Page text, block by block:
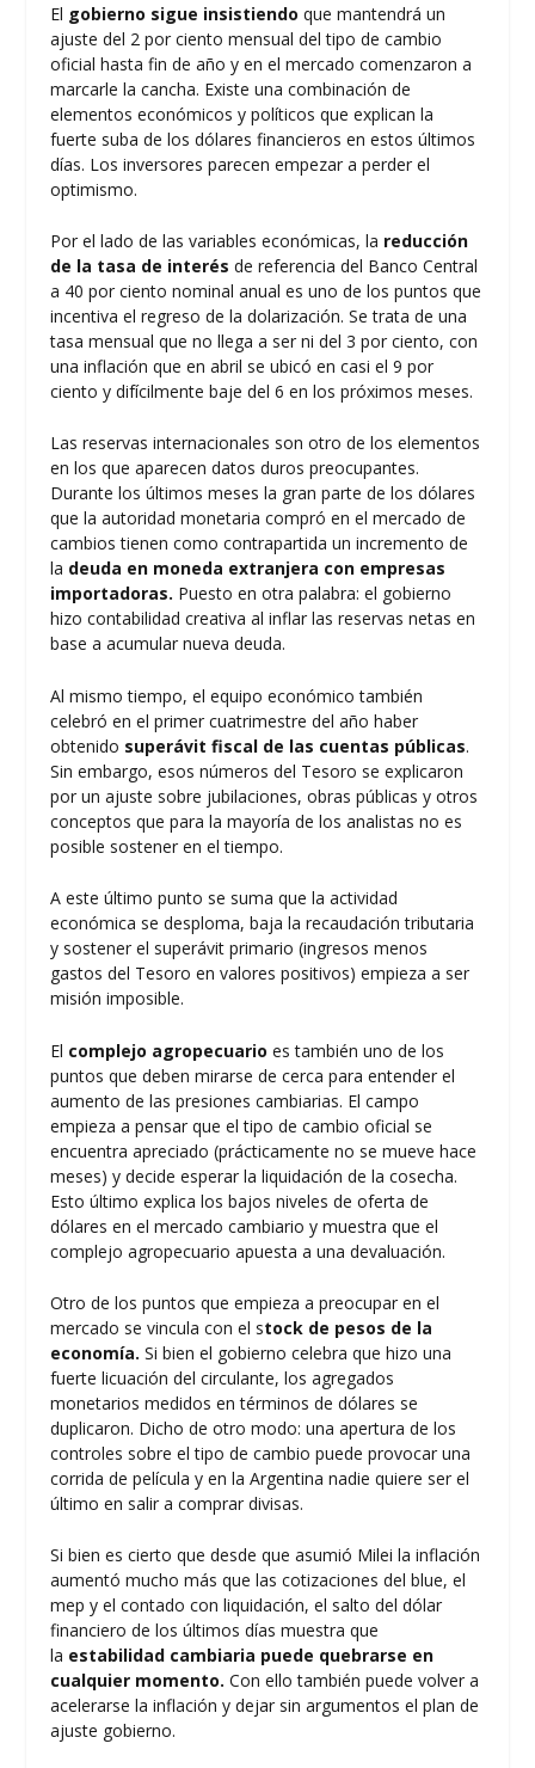
El gobierno sigue insistiendoque mantendrá un
ajuste del 2 por ciento mensual del tipo de cambio
oficial hasta fin de año y en el mercado comenzaron a
marcarle la cancha. Existe una combinación de
elementos económicos y políticos que explican la
fuerte suba de los dólares financieros en estos últimos
días. Los inversores parecen empezar a perder el
optimismo.
Por el lado de las variables económicas, la reducción
de la tasa de interés de referencia del Banco Central
a 40 por ciento nominal anual es uno de los puntos que
incentiva el regreso de la dolarización. Se trata de una
tasa mensual que no llega a ser ni del 3 por ciento, con
una inflación que en abril se ubicó en casi el 9 por
ciento y difícilmente baje del 6 en los próximos meses.
Las reservas internacionales son otro de los elementos
en los que aparecen datos duros preocupantes.
Durante los últimos meses la gran parte de los dólares
que la autoridad monetaria compró en el mercado de
cambios tienen como contrapartida un incremento de
la deuda en moneda extranjera con empresas
importadoras. Puesto en otra palabra: el gobierno
hizo contabilidad creativa al inflar las reservas netas en
base a acumular nueva deuda.
Al mismo tiempo, el equipo económico también
celebró en el primer cuatrimestre del año haber
obtenido superávit fiscal de las cuentas públicas.
Sin embargo, esos números del Tesoro se explicaron
por un ajuste sobre jubilaciones, obras públicas y otros
conceptos que para la mayoría de los analistas no es
posible sostener en el tiempo.
A este último punto se suma que la actividad
económica se desploma, baja la recaudación tributaria
y sostener el superávit primario (ingresos menos
gastos del Tesoro en valores positivos) empieza a ser
misión imposible.
El complejo agropecuarioes también uno de los
puntos que deben mirarse de cerca para entender el
aumento de las presiones cambiarias. El campo
empieza a pensar que el tipo de cambio oficial se
encuentra apreciado (prácticamente no se mueve hace
meses) y decide esperar la liquidación de la cosecha.
Esto último explica los bajos niveles de oferta de
dólares en el mercado cambiario y muestra que el
complejo agropecuario apuesta a una devaluación.
Otro de los puntos que empieza a preocupar en el
mercado se vincula con el stock de pesos de la
economía.Si bien el gobierno celebra que hizo una
fuerte licuación del circulante, los agregados
monetarios medidos en términos de dólares se
duplicaron. Dicho de otro modo: una apertura de los
controles sobre el tipo de cambio puede provocar una
corrida de película y en la Argentina nadie quiere ser el
último en salir a comprar divisas.
Si bien es cierto que desde que asumió Milei la inflación
aumentó mucho más que las cotizaciones del blue, el
mep y el contado con liquidación, el salto del dólar
financiero de los últimos días muestra que
la estabilidad cambiaria puede quebrarse en
cualquier momento. Con ello también puede volver a
acelerarse la inflación y dejar sin argumentos el plan de
ajuste gobierno.